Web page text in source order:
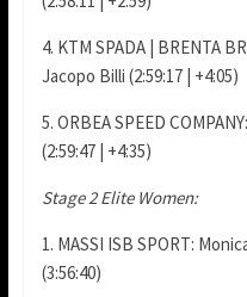
4. KTM SPADA | BRENTA
Jacopo Billi (2:59:17 | +4:05)
5. ORBEA SPEED
(2:59:47 | +4:35)
Stage 2 Elite Women:
1. MASSI ISB SPORT:
(3:56:40)